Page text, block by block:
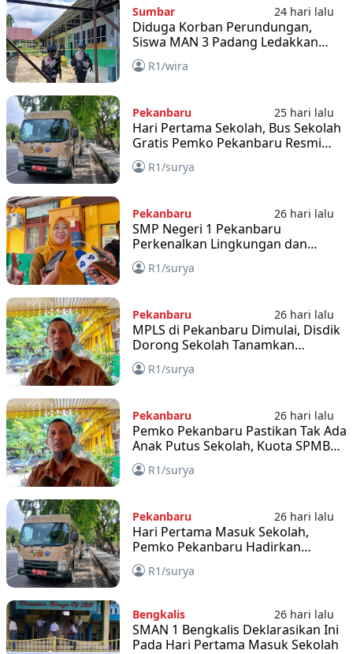
Sumbar 24 hari lalu
Diduga Korban Perundungan,
Siswa MAN 3 Padang Ledakkan
Bom Rakitan di Sekolah
R1/wira
Pekanbaru 25 hari lalu
Hari Pertama Sekolah, Bus Sekolah
Gratis Pemko Pekanbaru Resmi
Beroperasi Layani Pelajar
R1/surya
Pekanbaru 26 hari lalu
SMP Negeri 1 Pekanbaru
Perkenalkan Lingkungan dan
Fasilitas Sekolah Lewat MPLS
R1/surya
Pekanbaru 26 hari lalu
MPLS di Pekanbaru Dimulai, Disdik
Dorong Sekolah Tanamkan
Karakter dan Kepedulian
Lingkungan
R1/surya
Pekanbaru 26 hari lalu
Pemko Pekanbaru Pastikan Tak Ada
Anak Putus Sekolah, Kuota SPMB
Masih Dibuka
R1/surya
Pekanbaru 26 hari lalu
Hari Pertama Masuk Sekolah,
Pemko Pekanbaru Hadirkan
Layanan Bus Sekolah Gratis
R1/surya
Bengkalis 26 hari lalu
SMAN 1 Bengkalis Deklarasikan Ini
Pada Hari Pertama Masuk Sekolah